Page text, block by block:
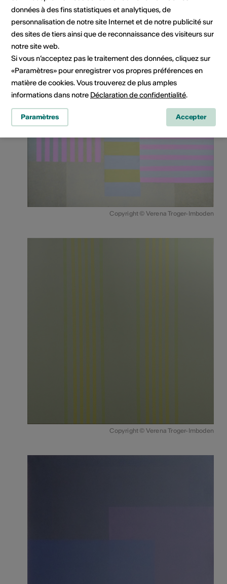
Copyright © Verena Troger-Imboden
Copyright © Verena Troger-Imboden
données à des fins statistiques et analytiques, de
personnalisation de notre site Internet et de notre publicité sur
des sites de tiers ainsi que de reconnaissance des visiteurs sur
notre site web.
Si vous n’acceptez pas le traitement des données, cliquez sur
«Paramètres» pour enregistrer vos propres préférences en
matière de cookies. Vous trouverez de plus amples
informations dans notre Déclaration de confidentialité.
Paramètres Accepter